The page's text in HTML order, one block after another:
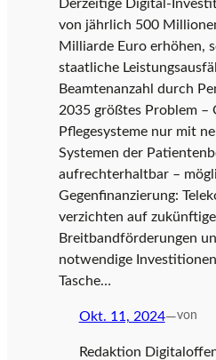
fordern
Derzeitige Digital-
von jährlich 500
Milliarde Euro erhöhen,
staatliche
Beamtenanzahl durch
2035 größtes Problem –
Pflegesysteme nur mit
Systemen der
aufrechterhaltbar –
Gegenfinanzierung:
verzichten auf zukünftige
Breitbandförderungen
notwendige
Tasche…
Okt. 11, 2024—von
Redaktion